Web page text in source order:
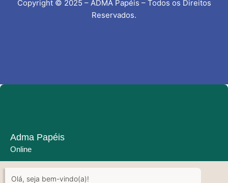
Copyright © 2025 – ADMA Papéis – Todos os Direitos
Reservados.
Adma Papéis
Online
Olá, seja bem-vindo(a)!